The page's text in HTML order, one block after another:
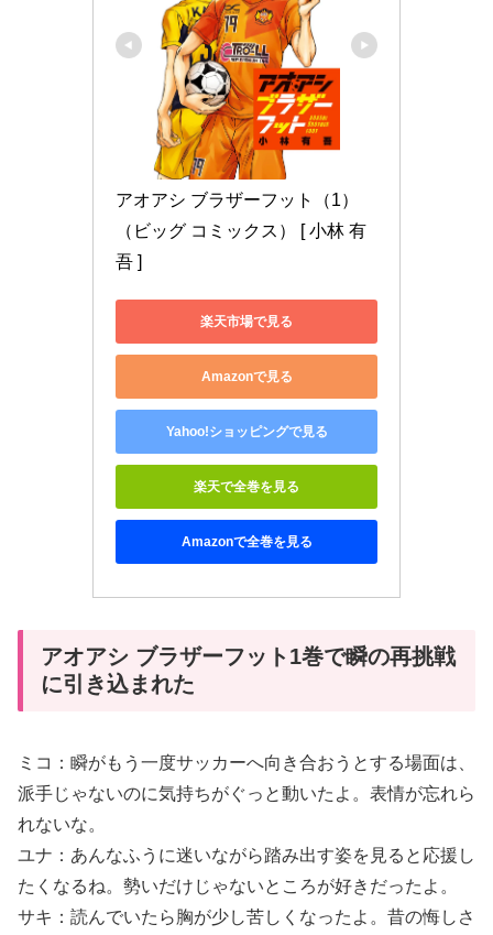
アオアシ ブラザーフット（1）
（ビッグ コミックス） [ 小林 有
吾 ]
楽天市場で見る
Amazonで見る
Yahoo!ショッピングで見る
楽天で全巻を見る
Amazonで全巻を見る
アオアシ ブラザーフット1巻で瞬の再挑戦
に引き込まれた
ミコ：瞬がもう一度サッカーへ向き合おうとする場面は、
派手じゃないのに気持ちがぐっと動いたよ。表情が忘れら
れないな。
ユナ：あんなふうに迷いながら踏み出す姿を見ると応援し
たくなるね。勢いだけじゃないところが好きだったよ。
サキ：読んでいたら胸が少し苦しくなったよ。昔の悔しさ